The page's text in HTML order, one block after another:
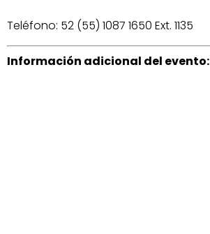
Teléfono: 52 (55) 1087 1650 Ext. 1135
Información adicional del evento: